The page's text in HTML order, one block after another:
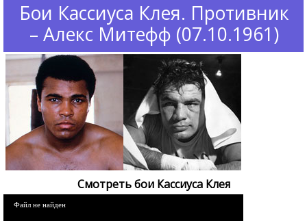
Бои Кассиуса Клея. Противник
– Алекс Митефф (07.10.1961)
Смотреть бои Кассиуса Клея
Файл не найден